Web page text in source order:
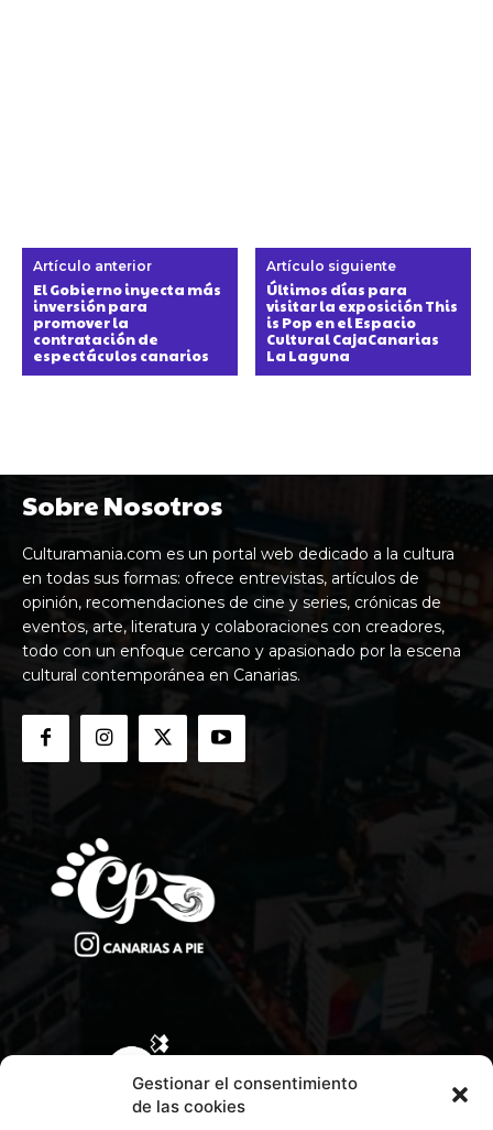
Gestionar el consentimiento
de las cookies
Artículo anterior
El Gobierno inyecta más
inversión para
promover la
contratación de
espectáculos canarios
Artículo siguiente
Últimos días para
visitar la exposición This
is Pop en el Espacio
Cultural CajaCanarias
La Laguna
Sobre Nosotros
Culturamania.com es un portal web dedicado a la cultura
en todas sus formas: ofrece entrevistas, artículos de
opinión, recomendaciones de cine y series, crónicas de
eventos, arte, literatura y colaboraciones con creadores,
todo con un enfoque cercano y apasionado por la escena
cultural contemporánea en Canarias.